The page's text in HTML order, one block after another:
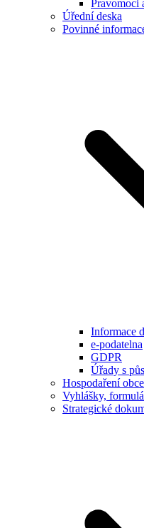
Pravomoci
Úřední deska
Povinné
Informace
e-podatelna
GDPR
Úřady s
Hospodaření obce
Vyhlášky,
Strategické